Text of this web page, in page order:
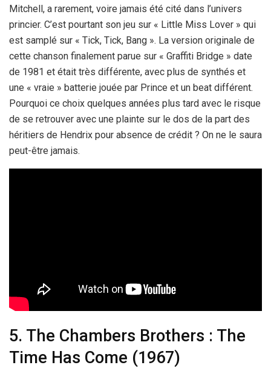
Mitchell, a rarement, voire jamais été cité dans l’univers
princier. C’est pourtant son jeu sur « Little Miss Lover » qui
est samplé sur « Tick, Tick, Bang ». La version originale de
cette chanson finalement parue sur « Graffiti Bridge » date
de 1981 et était très différente, avec plus de synthés et
une « vraie » batterie jouée par Prince et un beat différent.
Pourquoi ce choix quelques années plus tard avec le risque
de se retrouver avec une plainte sur le dos de la part des
héritiers de Hendrix pour absence de crédit ? On ne le saura
peut-être jamais.
5. The Chambers Brothers : The
Time Has Come (1967)